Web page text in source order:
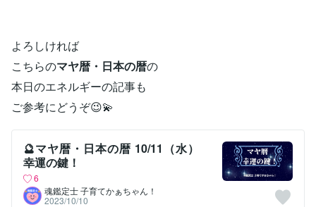
よろしければ
こちらのマヤ暦・日本の暦の
本日のエネルギーの記事も
ご参考にどうぞ😉💫
🔮マヤ暦・日本の暦 10/11（水）
幸運の鍵！
6
魂鑑定士 子育てかぁちゃん！
2023/10/10